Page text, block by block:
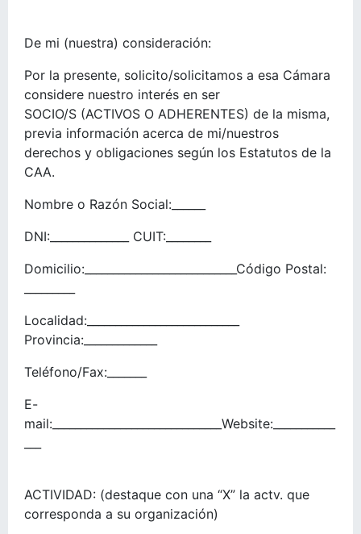
De mi (nuestra) consideración:
Por la presente, solicito/solicitamos a esa Cámara
considere nuestro interés en ser
SOCIO/S (ACTIVOS O ADHERENTES) de la misma,
previa información acerca de mi/nuestros
derechos y obligaciones según los Estatutos de la
CAA.
Nombre o Razón Social:______
DNI:______________ CUIT:________
Domicilio:___________________________Código Postal:
Localidad:___________________________
Provincia:_____________
Teléfono/Fax:_______
E-
mail:______________________________Website:___________
ACTIVIDAD: (destaque con una “X” la actv. que
corresponda a su organización)